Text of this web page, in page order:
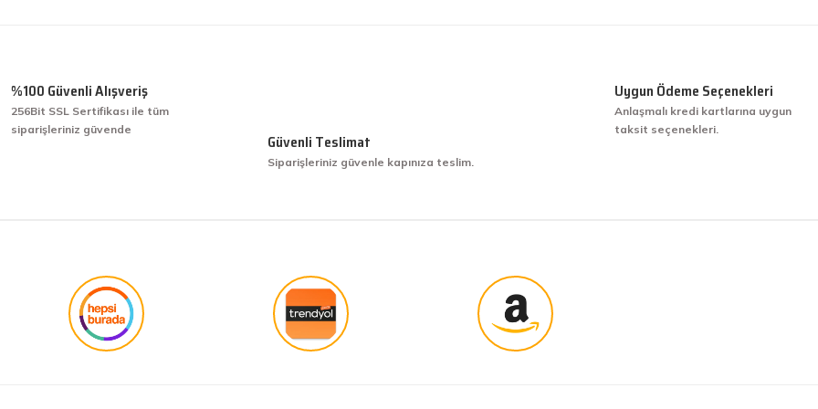
hakkıyla yapmak diye buna derim.
%100 Güvenli Alışveriş
256Bit SSL Sertifikası ile tüm
siparişleriniz güvende
Güvenli Teslimat
Siparişleriniz güvenle kapınıza teslim.
Uygun Ödeme Seçenekleri
Anlaşmalı kredi kartlarına uygun
taksit seçenekleri.